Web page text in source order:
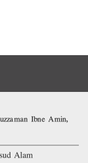
Ibne Amin,
Alam